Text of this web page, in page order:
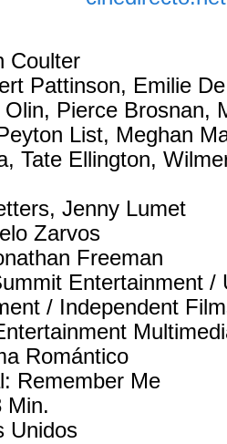
Coulter
Pattinson, Emilie
Olin, Pierce Brosnan,
List, Meghan
Tate Ellington,
Jenny Lumet
Zarvos
Freeman
Entertainment /
/ Independent
Romántico
Remember Me
Min.
Unidos